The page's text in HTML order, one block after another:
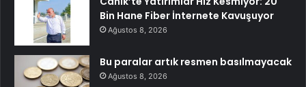
Bin Hane Fiber İnternete Kavuşuyor
Ağustos 8, 2026
Bu paralar artık resmen basılmayacak
Ağustos 8, 2026